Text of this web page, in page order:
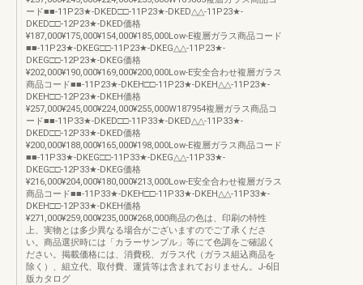
ード■■-11P23★-DKED□□-11P23★-DKED△△-11P23★-
DKED□□-12P23★-DKED価格
¥187,000¥175,000¥154,000¥185,000Low-E複層ガラス商品コード
■■-11P23★-DKEG□□-11P23★-DKEG△△-11P23★-
DKEG□□-12P23★-DKEG価格
¥202,000¥190,000¥169,000¥200,000Low-E安全合わせ複層ガラス
商品コード■■-11P23★-DKEH□□-11P23★-DKEH△△-11P23★-
DKEH□□-12P23★-DKEH価格
¥257,000¥245,000¥224,000¥255,000W187954複層ガラス商品コ
ード■■-11P33★-DKED□□-11P33★-DKED△△-11P33★-
DKED□□-12P33★-DKED価格
¥200,000¥188,000¥165,000¥198,000Low-E複層ガラス商品コード
■■-11P33★-DKEG□□-11P33★-DKEG△△-11P33★-
DKEG□□-12P33★-DKEG価格
¥216,000¥204,000¥180,000¥213,000Low-E安全合わせ複層ガラス
商品コード■■-11P33★-DKEH□□-11P33★-DKEH△△-11P33★-
DKEH□□-12P33★-DKEH価格
¥271,000¥259,000¥235,000¥268,000商品の色は、印刷の特性
上、実物とは多少異なる場合がございますのでご了承くださ
い。商品選択時には「カラーサンプル」等にて色調をご確認く
ださい。掲載価格には、消費税、ガラス代（ガラス組込商品を
除く）、組立代、取付費、運賃等は含まれておりません。J-6旧
版カタログ